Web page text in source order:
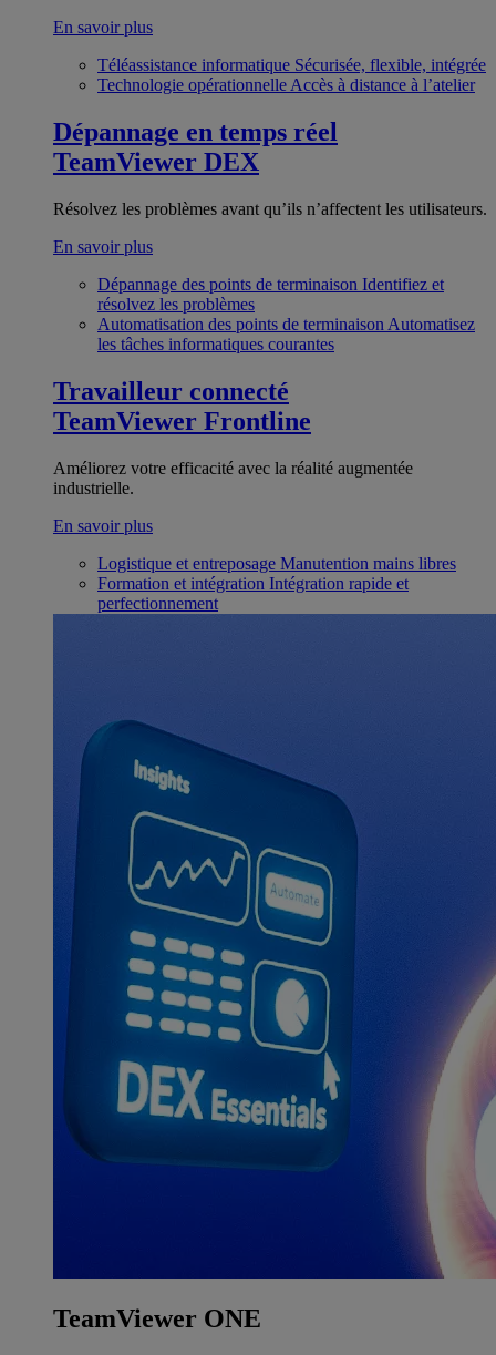
En savoir plus
Téléassistance informatique Sécurisée, flexible, intégrée
Technologie opérationnelle Accès à distance à l’atelier
Dépannage en temps réel
TeamViewer DEX
Résolvez les problèmes avant qu’ils n’affectent les utilisateurs.
En savoir plus
Dépannage des points de terminaison Identifiez et
résolvez les problèmes
Automatisation des points de terminaison Automatisez
les tâches informatiques courantes
Travailleur connecté
TeamViewer Frontline
Améliorez votre efficacité avec la réalité augmentée
industrielle.
En savoir plus
Logistique et entreposage Manutention mains libres
Formation et intégration Intégration rapide et
perfectionnement
TeamViewer ONE